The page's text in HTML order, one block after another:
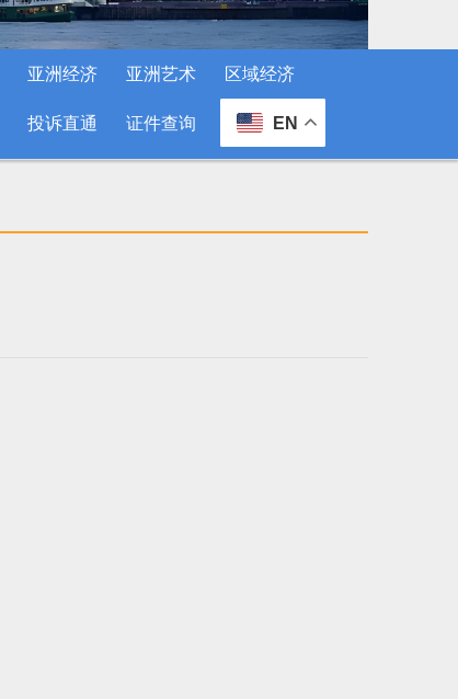
亚洲经济 亚洲艺术 区域经济
投诉直通 证件查询 EN